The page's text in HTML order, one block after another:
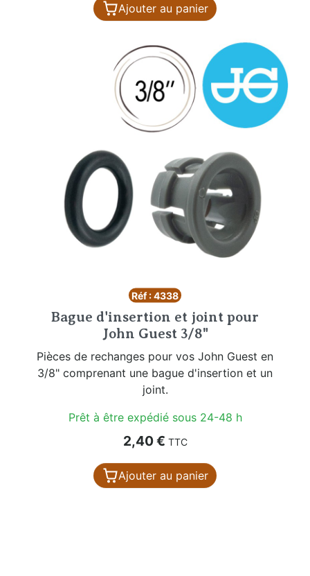
Ajouter au panier
Réf : 4338
Bague d'insertion et joint pour
John Guest 3/8"
Pièces de rechanges pour vos John Guest en
3/8" comprenant une bague d'insertion et un
joint.
Prêt à être expédié sous 24-48 h
Prix
2,40 € TTC
Ajouter au panier